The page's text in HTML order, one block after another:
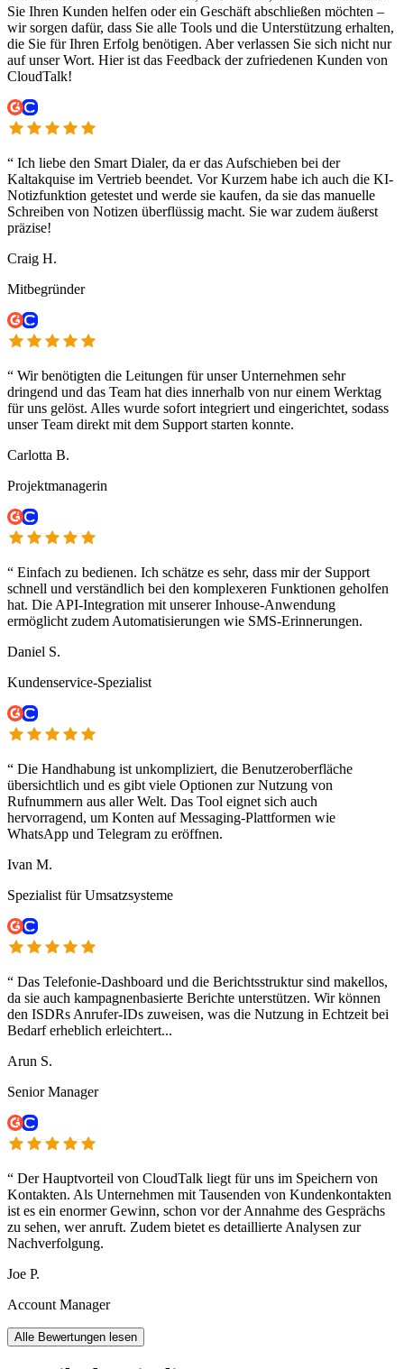
Sie Ihren Kunden helfen oder ein Geschäft abschließen möchten –
wir sorgen dafür, dass Sie alle Tools und die Unterstützung erhalten,
die Sie für Ihren Erfolg benötigen. Aber verlassen Sie sich nicht nur
auf unser Wort. Hier ist das Feedback der zufriedenen Kunden von
CloudTalk!
“ Ich liebe den Smart Dialer, da er das Aufschieben bei der
Kaltakquise im Vertrieb beendet. Vor Kurzem habe ich auch die KI-
Notizfunktion getestet und werde sie kaufen, da sie das manuelle
Schreiben von Notizen überflüssig macht. Sie war zudem äußerst
präzise!
Craig H.
Mitbegründer
“ Wir benötigten die Leitungen für unser Unternehmen sehr
dringend und das Team hat dies innerhalb von nur einem Werktag
für uns gelöst. Alles wurde sofort integriert und eingerichtet, sodass
unser Team direkt mit dem Support starten konnte.
Carlotta B.
Projektmanagerin
“ Einfach zu bedienen. Ich schätze es sehr, dass mir der Support
schnell und verständlich bei den komplexeren Funktionen geholfen
hat. Die API-Integration mit unserer Inhouse-Anwendung
ermöglicht zudem Automatisierungen wie SMS-Erinnerungen.
Daniel S.
Kundenservice-Spezialist
“ Die Handhabung ist unkompliziert, die Benutzeroberfläche
übersichtlich und es gibt viele Optionen zur Nutzung von
Rufnummern aus aller Welt. Das Tool eignet sich auch
hervorragend, um Konten auf Messaging-Plattformen wie
WhatsApp und Telegram zu eröffnen.
Ivan M.
Spezialist für Umsatzsysteme
“ Das Telefonie-Dashboard und die Berichtsstruktur sind makellos,
da sie auch kampagnenbasierte Berichte unterstützen. Wir können
den ISDRs Anrufer-IDs zuweisen, was die Nutzung in Echtzeit bei
Bedarf erheblich erleichtert...
Arun S.
Senior Manager
“ Der Hauptvorteil von CloudTalk liegt für uns im Speichern von
Kontakten. Als Unternehmen mit Tausenden von Kundenkontakten
ist es ein enormer Gewinn, schon vor der Annahme des Gesprächs
zu sehen, wer anruft. Zudem bietet es detaillierte Analysen zur
Nachverfolgung.
Joe P.
Account Manager
Alle Bewertungen lesen